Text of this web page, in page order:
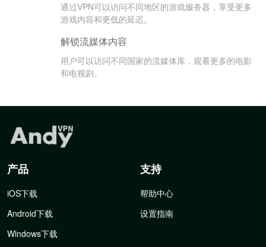
通过VPN可以访问不同地区的游戏服务器，享受更多
游戏内容和更低的延迟。
解锁流媒体内容
用户可以访问不同国家的流媒体库，观看更多的电影
和电视剧。
产品
iOS下载
Android下载
Windows下载
支持
帮助中心
设置指南